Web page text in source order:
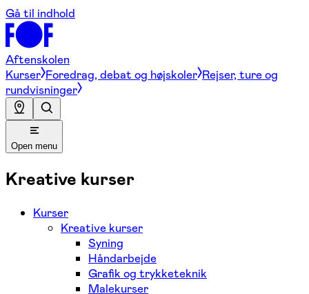
Gå til indhold
Aftenskolen
Kurser Foredrag, debat og højskoler Rejser, ture og
rundvisninger
Open menu
Kreative kurser
Kurser
Kreative kurser
Syning
Håndarbejde
Grafik og trykketeknik
Malekurser